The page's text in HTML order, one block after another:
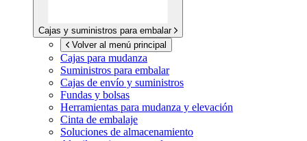
Cajas y suministros para embalar
Volver al menú principal
Cajas para mudanza
Suministros para embalar
Cajas de envío y suministros
Fundas y bolsas
Herramientas para mudanza y elevación
Cinta de embalaje
Soluciones de almacenamiento